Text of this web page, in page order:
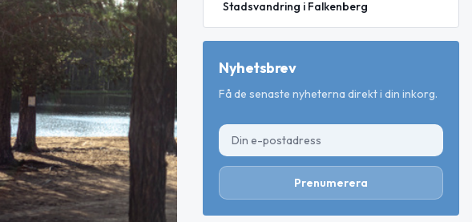
Stadsvandring i Falkenberg
Nyhetsbrev
Få de senaste nyheterna direkt i din inkorg.
Prenumerera